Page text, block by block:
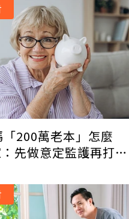
200萬老本」怎麼
先做意定監護再打造